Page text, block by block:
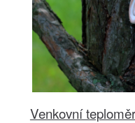
Venkovní